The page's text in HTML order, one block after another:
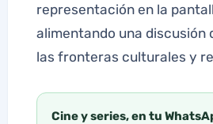
representación en la
alimentando una discusión
las fronteras culturales y
Cine y series, en tu